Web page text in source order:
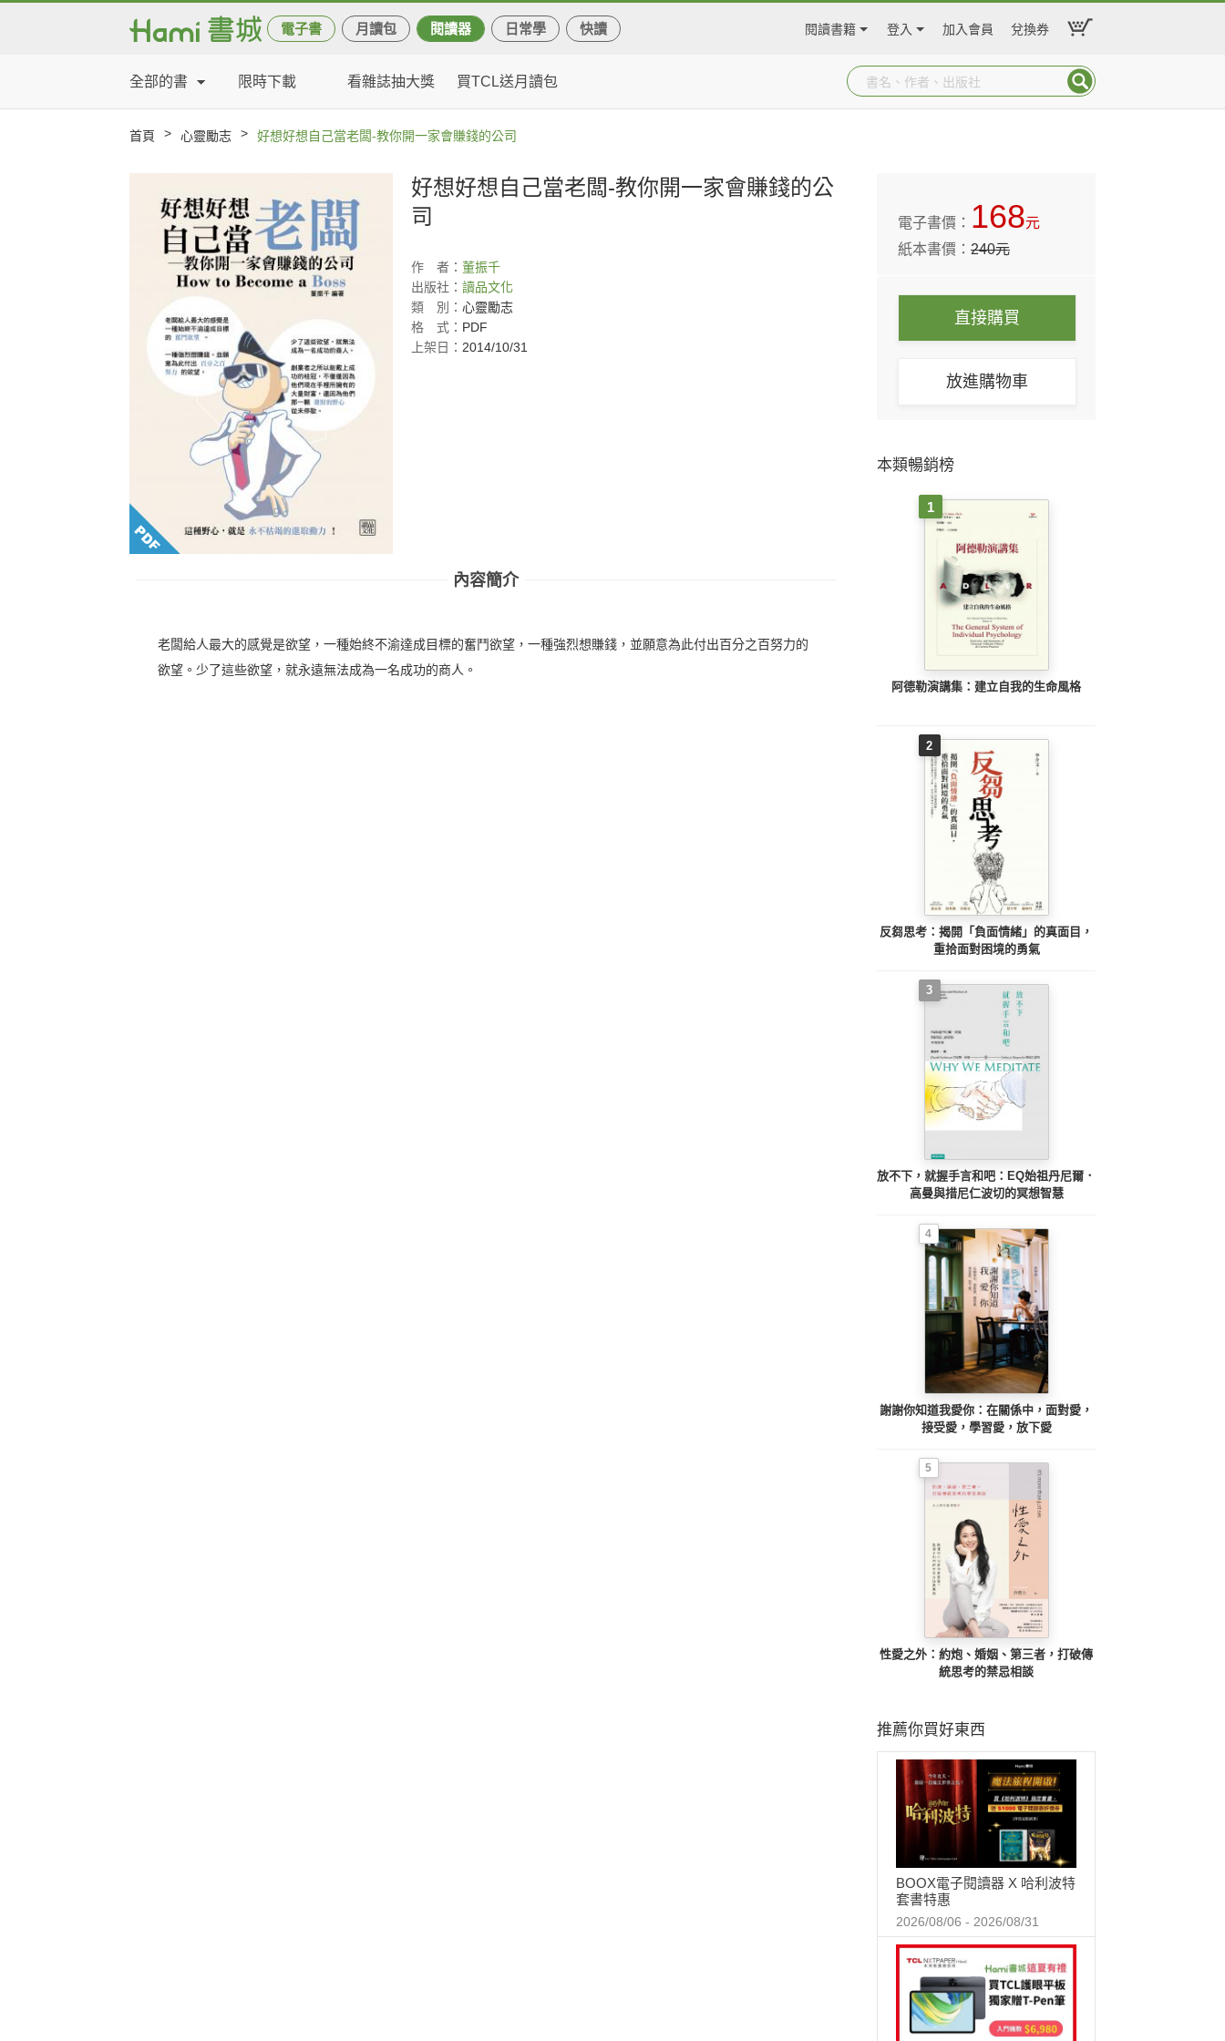
電子書 月讀包 閱讀器 日常學 快讀 閱讀書籍 登入 加入會員 兌換券
全部的書 限時下載 看雜誌抽大獎 買TCL送月讀包
首頁 > 心靈勵志 > 好想好想自己當老闆-教你開一家會賺錢的公司
好想好想自己當老闆-教你開一家會賺錢的公
司
作 者： 董振千
出版社： 讀品文化
類
別： 心靈勵志
格
式： PDF
上架日： 2014/10/31
內容簡介
老闆給人最大的感覺是欲望，一種始終不渝達成目標的奮鬥欲望，一種強烈想賺錢，並願意為此付出百分之百努力的
欲望。少了這些欲望，就永遠無法成為一名成功的商人。
電子書價： 168元
紙本書價：240元
直接購買
放進購物車
本類暢銷榜
1
阿德勒演講集：建立自我的生命風格
2
反芻思考：揭開「負面情緒」的真面目，
重拾面對困境的勇氣
3
放不下，就握手言和吧：EQ始祖丹尼爾．
高曼與措尼仁波切的冥想智慧
4
謝謝你知道我愛你：在關係中，面對愛，
接受愛，學習愛，放下愛
5
性愛之外：約炮、婚姻、第三者，打破傳
統思考的禁忌相談
推薦你買好東西
BOOX電子閱讀器 X 哈利波特
套書特惠
2026/08/06 - 2026/08/31